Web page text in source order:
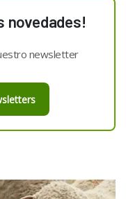
novedades!
newsletter